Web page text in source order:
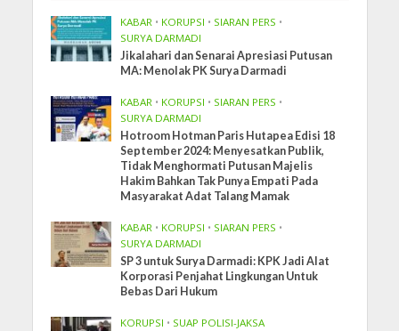
KABAR • KORUPSI • SIARAN PERS •
SURYA DARMADI
Jikalahari dan Senarai Apresiasi Putusan
MA: Menolak PK Surya Darmadi
KABAR • KORUPSI • SIARAN PERS •
SURYA DARMADI
Hotroom Hotman Paris Hutapea Edisi 18
September 2024: Menyesatkan Publik,
Tidak Menghormati Putusan Majelis
Hakim Bahkan Tak Punya Empati Pada
Masyarakat Adat Talang Mamak
KABAR • KORUPSI • SIARAN PERS •
SURYA DARMADI
SP 3 untuk Surya Darmadi: KPK Jadi Alat
Korporasi Penjahat Lingkungan Untuk
Bebas Dari Hukum
KORUPSI • SUAP POLISI-JAKSA